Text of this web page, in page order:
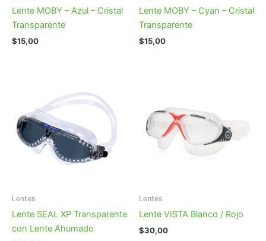
Lente MOBY – Azul – Cristal
Transparente
$15,00
Lente MOBY – Cyan – Cristal
Transparente
$15,00
Lentes
Lente SEAL XP Transparente
con Lente Ahumado
Lentes
Lente VISTA Blanco / Rojo
$30,00